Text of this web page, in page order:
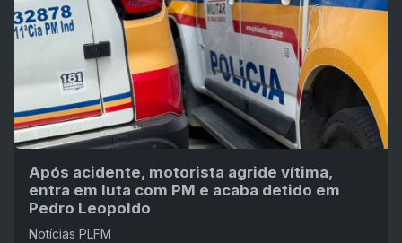
Após acidente, motorista agride vítima,
entra em luta com PM e acaba detido em
Pedro Leopoldo
Notícias PLFM